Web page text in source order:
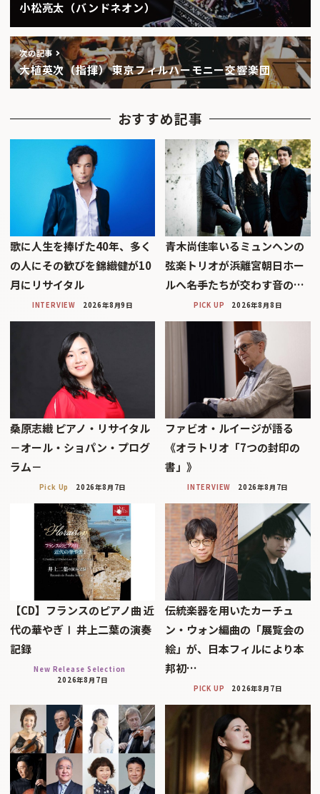
小松亮太（バンドネオン）
次の記事
大植英次（指揮） 東京フィルハーモニー交響楽団
おすすめ記事
歌に人生を捧げた40年、多く
の人にその歓びを錦織健が10
月にリサイタル
INTERVIEW 2026年8月9日
青木尚佳率いるミュンヘンの
弦楽トリオが浜離宮朝日ホー
ルへ――名手たちが交わす音の…
PICK UP 2026年8月8日
桑原志織 ピアノ・リサイタル
－オール・ショパン・プログ
ラム－
Pick Up 2026年8月7日
ファビオ・ルイージが語る
《オラトリオ「7つの封印の
書」》
INTERVIEW 2026年8月7日
【CD】フランスのピアノ曲 近
代の華やぎⅠ 井上二葉の演奏
記録
New Release Selection
2026年8月7日
伝統楽器を用いたカーチュ
ン・ウォン編曲の「展覧会の
絵」が、日本フィルにより本
邦初…
PICK UP 2026年8月7日